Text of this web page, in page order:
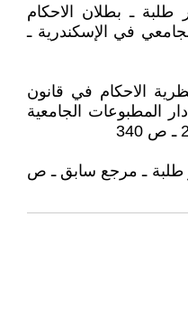
طلبة ـ بطلان الاحكام
في الإسكندرية ـ
نظرية الاحكام في قانون
المطبوعات الجامعية
طلبة ـ مرجع سابق ـ ص